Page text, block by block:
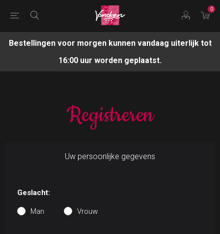
0
Bestellingen voor morgen kunnen vandaag uiterlijk tot
16:00 uur worden geplaatst.
Registreren
Uw persoonlijke gegevens
Geslacht:
Man Vrouw